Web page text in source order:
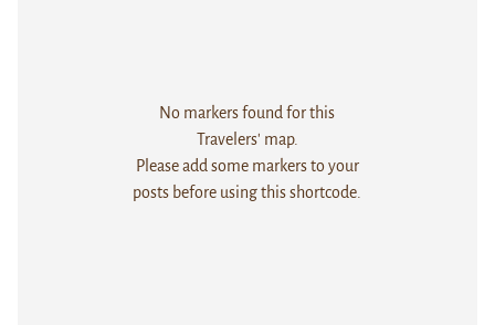
No markers found for this
Travelers' map.
Please add some markers to your
posts before using this shortcode.